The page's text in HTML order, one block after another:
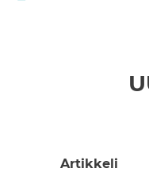
Artikkeli